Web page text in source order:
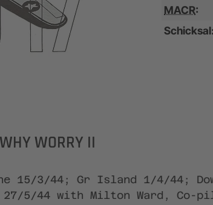
MACR:
Schicksal:
WORRY II
15/3/44; Gr Island 1/4/44;
27/5/44 with Milton Ward, Co-